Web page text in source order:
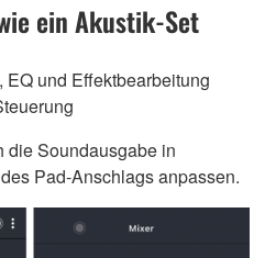
ein Akustik-Set
EQ und Effektbearbeitung
die Soundausgabe in
Pad-Anschlags anpassen.